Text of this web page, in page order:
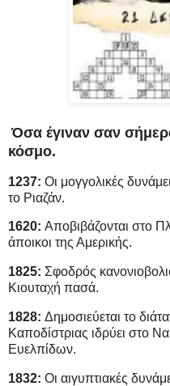
Όσα έγιναν σαν
κόσμο.
1237: Οι μογγολικές
το Ριαζάν.
1620: Αποβιβάζονται στο
άποικοι της Αμερικής.
1825: Σφοδρός
Κιουταχή πασά.
1828: Δημοσιεύεται το
Καποδίστριας ιδρύει στο
Ευελπίδων.
1832: Οι αιγυπτιακές